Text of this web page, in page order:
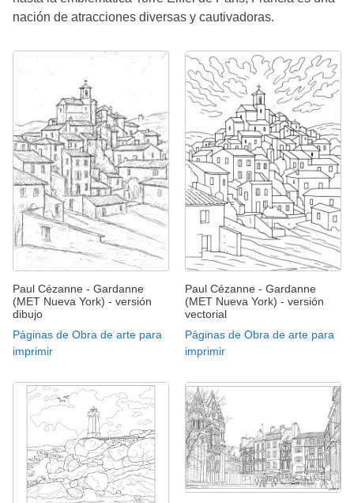
nación de atracciones diversas y cautivadoras.
Paul Cézanne - Gardanne
(MET Nueva York) - versión
dibujo
Páginas de Obra de arte para
imprimir
Paul Cézanne - Gardanne
(MET Nueva York) - versión
vectorial
Páginas de Obra de arte para
imprimir